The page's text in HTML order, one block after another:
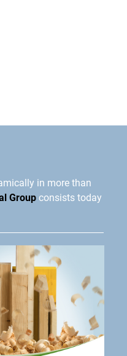
in more than
Group consists today